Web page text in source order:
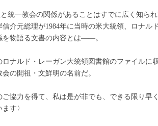
統一教会の関係があることはすでに広く知ら
介元総理が1984年に当時の米大統領、ロナル
を物語る文書の内容とは――。
ナルド・レーガン大統領図書館のファイルに
の開祖・文鮮明の名前だ。
協力を得て、私は是が非でも、できる限り早
す〉